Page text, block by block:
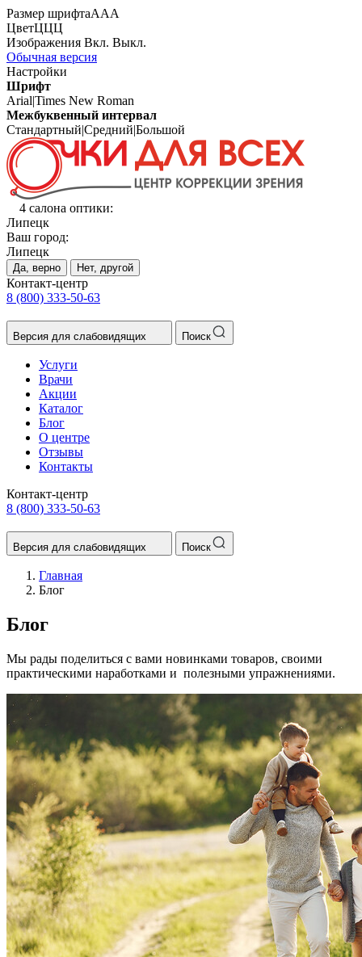
Размер шрифтаААА
ЦветЦЦЦ
Изображения Вкл. Выкл.
Обычная версия
Настройки
Шрифт
Arial|Times New Roman
Межбуквенный интервал
Стандартный|Средний|Большой
4 салона оптики:
Липецк
Ваш город:
Липецк
Да, верно Нет, другой
Контакт-центр
8 (800) 333-50-63
Версия для слабовидящих Поиск
Услуги
Врачи
Акции
Каталог
Блог
О центре
Отзывы
Контакты
Контакт-центр
8 (800) 333-50-63
Версия для слабовидящих Поиск
Главная
Блог
Блог
Мы рады поделиться с вами новинками товаров, своими
практическими наработками и полезными упражнениями.